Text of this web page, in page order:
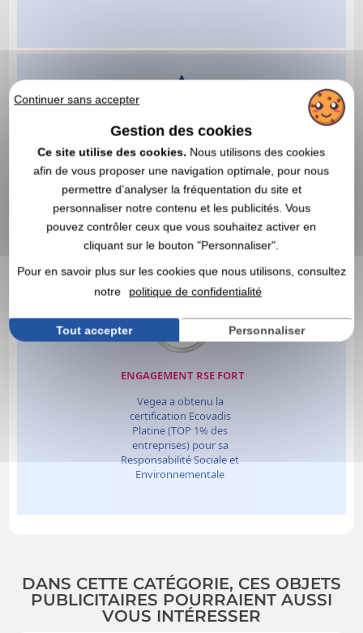
DANS CETTE CATÉGORIE, CES OBJETS
PUBLICITAIRES POURRAIENT AUSSI
VOUS INTÉRESSER
Continuer sans accepter
Gestion des cookies
Ce site utilise des cookies. Nous utilisons des cookies
afin de vous proposer une navigation optimale, pour nous
permettre d’analyser la fréquentation du site et
personnaliser notre contenu et les publicités. Vous
pouvez contrôler ceux que vous souhaitez activer en
cliquant sur le bouton "Personnaliser".
Pour en savoir plus sur les cookies que nous utilisons, consultez
notre
politique de confidentialité
Tout accepter Personnaliser